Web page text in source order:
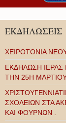
ΕΚΔΗΛΩΣΕΙΣ
ΧΕΙΡΟΤΟΝΙΑ
ΕΚΔΗΛΩΣΗ ΙΕΡΑΣ
ΤΗΝ 25Η
ΣΧΟΛΕΙΩΝ ΣΤΑ
ΚΑΙ ΦΟΥΡΝΩΝ .